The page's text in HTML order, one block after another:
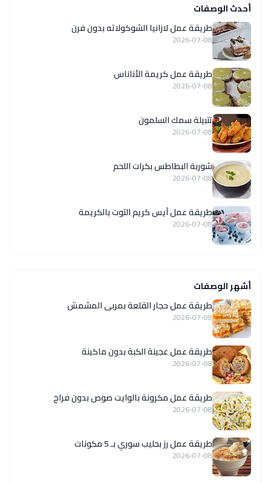
أحدث الوصفات
طريقة عمل لازانيا الشوكولاته بدون فرن
2026-07-08
طريقة عمل كريمة الأناناس
2026-07-08
تتبيلة سمك السلمون
2026-07-08
شوربة البطاطس بكرات اللحم
2026-07-08
طريقة عمل آيس كريم التوت بالكريمة
2026-07-08
أشهر الوصفات
طريقة عمل حجار القلعة بمربى المشمش
2026-07-08
طريقة عمل عجينة الكبة بدون ماكينة
2026-07-08
طريقة عمل مكرونة بالوايت صوص بدون فراخ
2026-07-08
طريقة عمل رز بحليب سوري بـ 5 مكونات
2026-07-08